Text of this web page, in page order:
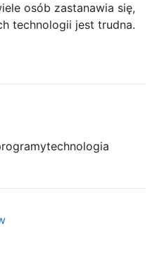
osób zastanawia się,
technologii jest trudna.
technologia